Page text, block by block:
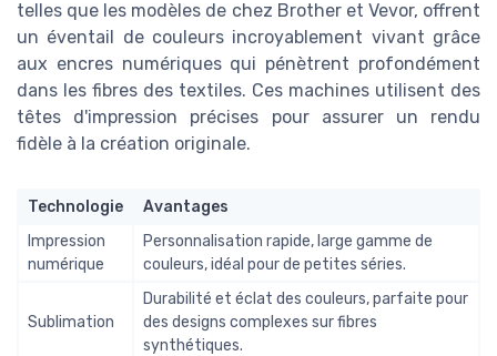
telles que les modèles de chez Brother et Vevor, offrent
un éventail de couleurs incroyablement vivant grâce
aux encres numériques qui pénètrent profondément
dans les fibres des textiles. Ces machines utilisent des
têtes d'impression précises pour assurer un rendu
fidèle à la création originale.
Technologie
Avantages
Impression
numérique
Personnalisation rapide, large gamme de
couleurs, idéal pour de petites séries.
Sublimation
Durabilité et éclat des couleurs, parfaite pour
des designs complexes sur fibres
synthétiques.